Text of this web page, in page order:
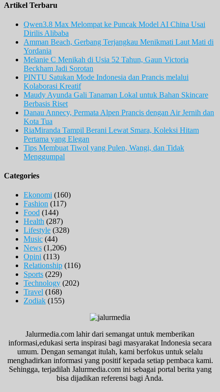
Artikel Terbaru
Qwen3.8 Max Melompat ke Puncak Model AI China Usai
Dirilis Alibaba
Amman Beach, Gerbang Terjangkau Menikmati Laut Mati di
Yordania
Melanie C Menikah di Usia 52 Tahun, Gaun Victoria
Beckham Jadi Sorotan
PINTU Satukan Mode Indonesia dan Prancis melalui
Kolaborasi Kreatif
Maudy Ayunda Gali Tanaman Lokal untuk Bahan Skincare
Berbasis Riset
Danau Annecy, Permata Alpen Prancis dengan Air Jernih dan
Kota Tua
RiaMiranda Tampil Berani Lewat Smara, Koleksi Hitam
Pertama yang Elegan
Tips Membuat Tiwol yang Pulen, Wangi, dan Tidak
Menggumpal
Categories
Ekonomi (160)
Fashion (117)
Food (144)
Health (287)
Lifestyle (328)
Music (44)
News (1,206)
Opini (113)
Relationship (116)
Sports (229)
Technology (202)
Travel (168)
Zodiak (155)
Jalurmedia.com lahir dari semangat untuk memberikan
informasi,edukasi serta inspirasi bagi masyarakat Indonesia secara
umum. Dengan semangat itulah, kami berfokus untuk selalu
menghadirkan informasi yang positif kepada setiap pembaca kami.
Sehingga, terjadilah Jalurmedia.com ini sebagai portal berita yang
bisa dijadikan referensi bagi Anda.